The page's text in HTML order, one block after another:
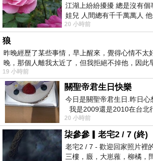
=>點此取得優惠<=
親愛的姊妹們，妳覺得自己「會
妳知道「愛說話」和「會說話」
面對人群時，經常想開啟話題卻
江湖上紛紛擾擾 總是沒有
娃兒 人間總有千千萬萬人
山佛山泰華衡恆嵩 一山之高
20 小時前
狼
昨晚經歷了某些事情，早上醒來，覺得心情不太
晚，那個人離我太近了，但我拒絕不掉他，因此
19 小時前
關聖帝君生日快樂
今日是關聖帝君生日.昨日心
我是2009還是2010在台北
一個奇摩交友的網友學
20 小時前
柒參參▎老宅2 / 7 (終)
老宅2 / 7 - 歡迎回家照片裡
三樓，廄，大崽蕥，柳橘，